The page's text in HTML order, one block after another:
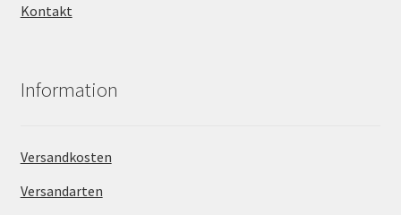
Kontakt
Information
Versandkosten
Versandarten